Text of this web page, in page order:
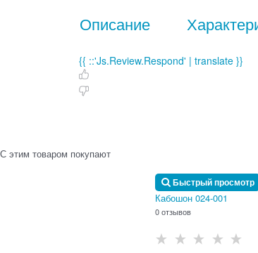
Описание
{{ ::'Js.Review.Respond' | translate }}
С этим товаром покупают
Быстрый просмотр
Кабошон 024-001
0 отзывов